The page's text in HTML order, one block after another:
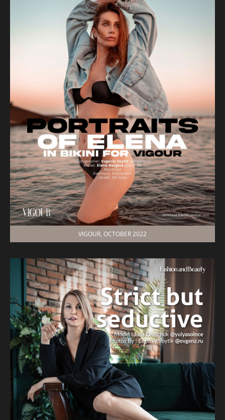
VIGOUR, OCTOBER 2022